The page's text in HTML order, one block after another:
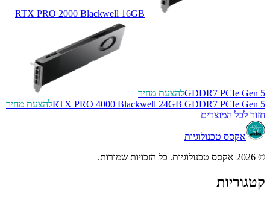
RTX PRO 2000 Blackwell 16GB
GDDR7 PCIe Gen 5להצעת מחיר
RTX PRO 4000 Blackwell 24GB GDDR7 PCIe Gen 5להצעת מחיר
חזור לכל המוצרים
אקסס טכנולוגיות
© 2026 אקסס טכנולוגיות. כל הזכויות שמורות.
קטגוריות